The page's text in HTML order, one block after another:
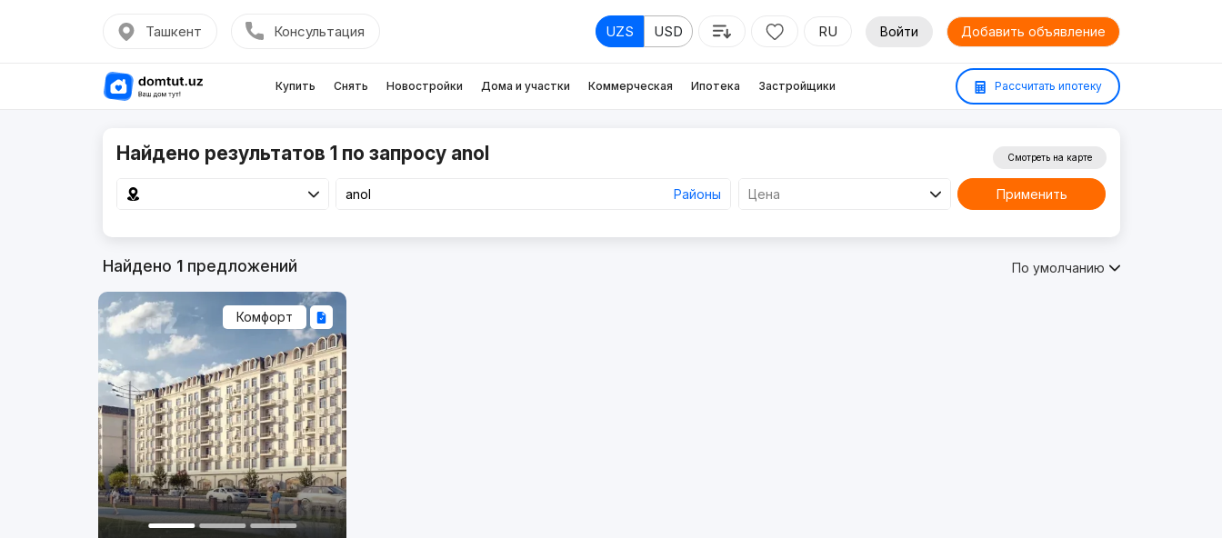
Ташкент Консультация UZS USD RU Войти Добавить объявление
Купить Снять Новостройки Дома и участки Коммерческая Ипотека Застройщики Рассчитать ипотеку
Найдено результатов 1 по запросу anol
Районы Цена
Смотреть на карте
Применить
Найдено 1предложений По умолчанию
Комфорт